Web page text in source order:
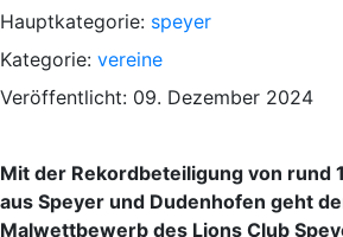
Hauptkategorie: speyer
Kategorie: vereine
Veröffentlicht: 09. Dezember 2024
Mit der Rekordbeteiligung von rund
aus Speyer und Dudenhofen geht
Malwettbewerb des Lions Club